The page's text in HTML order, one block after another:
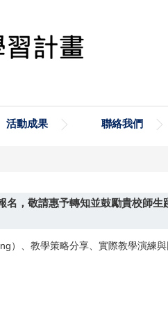
活動成果 聯絡我們
名，敬請惠予轉知並鼓勵貴校師生
）、教學策略分享、實際教學演練